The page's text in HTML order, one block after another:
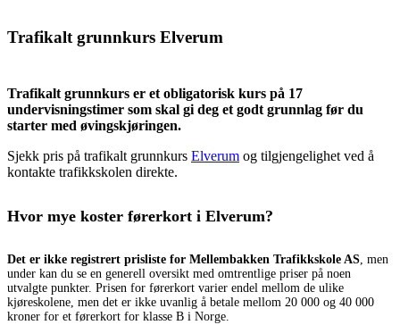
Trafikalt grunnkurs Elverum
Trafikalt grunnkurs er et obligatorisk kurs på 17
undervisningstimer som skal gi deg et godt grunnlag før du
starter med øvingskjøringen.
Sjekk pris på trafikalt grunnkurs Elverum og tilgjengelighet ved å
kontakte trafikkskolen direkte.
Hvor mye koster førerkort i Elverum?
Det er ikke registrert prisliste for Mellembakken Trafikkskole AS, men
under kan du se en generell oversikt med omtrentlige priser på noen
utvalgte punkter. Prisen for førerkort varier endel mellom de ulike
kjøreskolene, men det er ikke uvanlig å betale mellom 20 000 og 40 000
kroner for et førerkort for klasse B i Norge.